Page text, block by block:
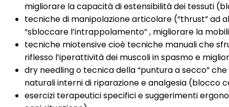
migliorare la capacità di estensibilità dei tessuti
tecniche di manipolazione articolare (“thrust” ad
“sbloccare l’intrappolamento” , migliorare la
tecniche miotensive cioè tecniche manuali che
riflesso l’iperattività dei muscoli in spasmo e
dry needling o tecnica della “puntura a secco”
naturali interni di riparazione e analgesia (blocco
esercizi terapeutici specifici e suggerimenti